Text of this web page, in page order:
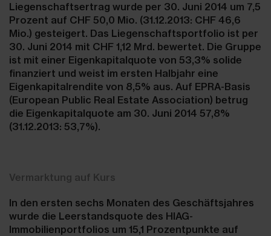
Liegenschaftsertrag wurde per 30. Juni 2014 um 7,5
Prozent auf CHF 50,0 Mio. (31.12.2013: CHF 46,6
Mio.) gesteigert. Das Liegenschaftsportfolio ist per
30. Juni 2014 mit CHF 1,12 Mrd. bewertet. Die Gruppe
ist mit einer Eigenkapitalquote von 53,3% solide
finanziert und weist im ersten Halbjahr eine
Eigenkapitalrendite von 8,5% aus. Auf EPRA-Basis
(European Public Real Estate Association) betrug
die Eigenkapitalquote am 30. Juni 2014 57,8%
(31.12.2013: 53,7%).
Vermarktung auf Kurs
In den ersten sechs Monaten des Geschäftsjahres
wurde die Leerstandsquote des HIAG-
Immobilienportfolios um 15,1 Prozentpunkte auf